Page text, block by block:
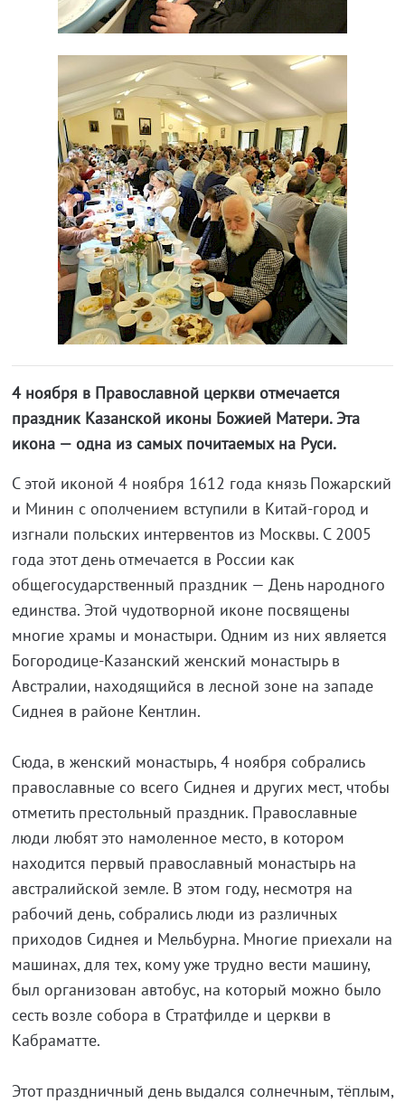
4 ноября в Православной церкви отмечается
праздник Казанской иконы Божией Матери. Эта
икона — одна из самых почитаемых на Руси.
С этой иконой 4 ноября 1612 года князь Пожарский
и Минин с ополчением вступили в Китай-город и
изгнали польских интервентов из Москвы. С 2005
года этот день отмечается в России как
общегосударственный праздник — День народного
единства. Этой чудотворной иконе посвящены
многие храмы и монастыри. Одним из них является
Богородице-Казанский женский монастырь в
Австралии, находящийся в лесной зоне на западе
Сиднея в районе Кентлин.
Сюда, в женский монастырь, 4 ноября собрались
православные со всего Сиднея и других мест, чтобы
отметить престольный праздник. Православные
люди любят это намоленное место, в котором
находится первый православный монастырь на
австралийской земле. В этом году, несмотря на
рабочий день, собрались люди из различных
приходов Сиднея и Мельбурна. Многие приехали на
машинах, для тех, кому уже трудно вести машину,
был организован автобус, на который можно было
сесть возле собора в Стратфилде и церкви в
Кабраматте.
Этот праздничный день выдался солнечным, тёплым,